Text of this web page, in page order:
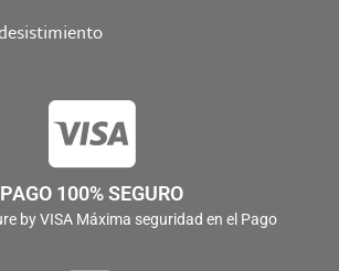
PAGO 100% SEGURO
by VISA Máxima seguridad en el Pago